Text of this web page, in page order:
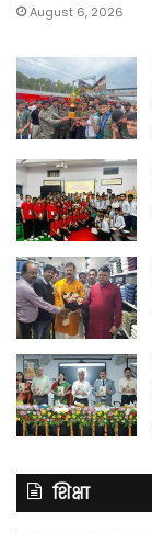
August 6, 2026
शिक्षा